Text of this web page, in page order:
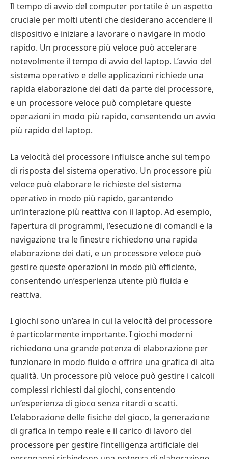
Il tempo di avvio del computer portatile è un aspetto
cruciale per molti utenti che desiderano accendere il
dispositivo e iniziare a lavorare o navigare in modo
rapido. Un processore più veloce può accelerare
notevolmente il tempo di avvio del laptop. L’avvio del
sistema operativo e delle applicazioni richiede una
rapida elaborazione dei dati da parte del processore,
e un processore veloce può completare queste
operazioni in modo più rapido, consentendo un avvio
più rapido del laptop.
La velocità del processore influisce anche sul tempo
di risposta del sistema operativo. Un processore più
veloce può elaborare le richieste del sistema
operativo in modo più rapido, garantendo
un’interazione più reattiva con il laptop. Ad esempio,
l’apertura di programmi, l’esecuzione di comandi e la
navigazione tra le finestre richiedono una rapida
elaborazione dei dati, e un processore veloce può
gestire queste operazioni in modo più efficiente,
consentendo un’esperienza utente più fluida e
reattiva.
I giochi sono un’area in cui la velocità del processore
è particolarmente importante. I giochi moderni
richiedono una grande potenza di elaborazione per
funzionare in modo fluido e offrire una grafica di alta
qualità. Un processore più veloce può gestire i calcoli
complessi richiesti dai giochi, consentendo
un’esperienza di gioco senza ritardi o scatti.
L’elaborazione delle fisiche del gioco, la generazione
di grafica in tempo reale e il carico di lavoro del
processore per gestire l’intelligenza artificiale dei